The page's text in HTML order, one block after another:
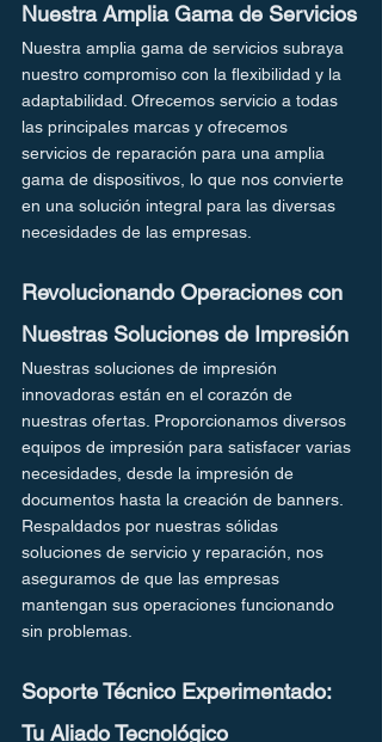
Nuestra Amplia Gama de Servicios
Nuestra amplia gama de servicios subraya
nuestro compromiso con la flexibilidad y la
adaptabilidad. Ofrecemos servicio a todas
las principales marcas y ofrecemos
servicios de reparación para una amplia
gama de dispositivos, lo que nos convierte
en una solución integral para las diversas
necesidades de las empresas.
Revolucionando Operaciones con
Nuestras Soluciones de Impresión
Nuestras soluciones de impresión
innovadoras están en el corazón de
nuestras ofertas. Proporcionamos diversos
equipos de impresión para satisfacer varias
necesidades, desde la impresión de
documentos hasta la creación de banners.
Respaldados por nuestras sólidas
soluciones de servicio y reparación, nos
aseguramos de que las empresas
mantengan sus operaciones funcionando
sin problemas.
Soporte Técnico Experimentado:
Tu Aliado Tecnológico